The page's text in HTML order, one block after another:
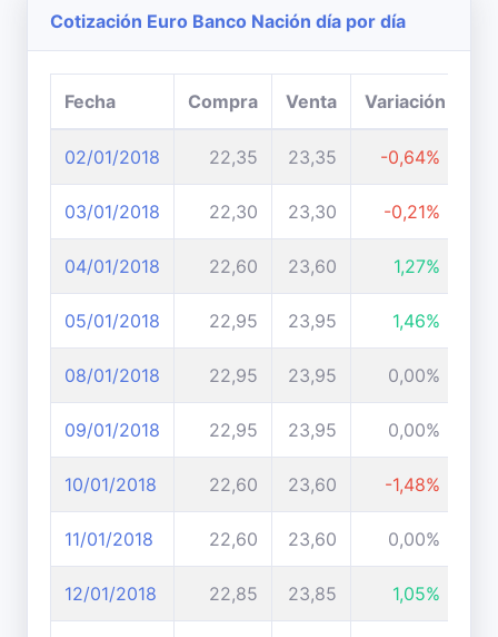
Cotización Euro Banco Nación día por día
Fecha Compra Venta Variación
02/01/2018 22,35 23,35 -0,64%
03/01/2018 22,30 23,30 -0,21%
04/01/2018 22,60 23,60 1,27%
05/01/2018 22,95 23,95 1,46%
08/01/2018 22,95 23,95 0,00%
09/01/2018 22,95 23,95 0,00%
10/01/2018 22,60 23,60 -1,48%
11/01/2018 22,60 23,60 0,00%
12/01/2018 22,85 23,85 1,05%